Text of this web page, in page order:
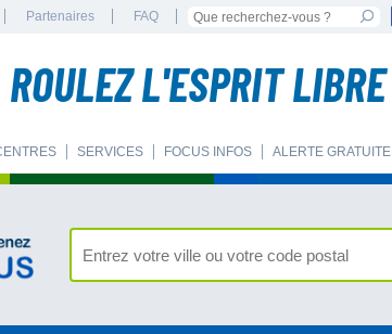
Partenaires FAQ
ROULEZ L'ESPRIT LIBRE
- Les différents types de contrôles
SERVICES
- Label centre conseil
FOCUS INFOS ALERTE GRATUITE